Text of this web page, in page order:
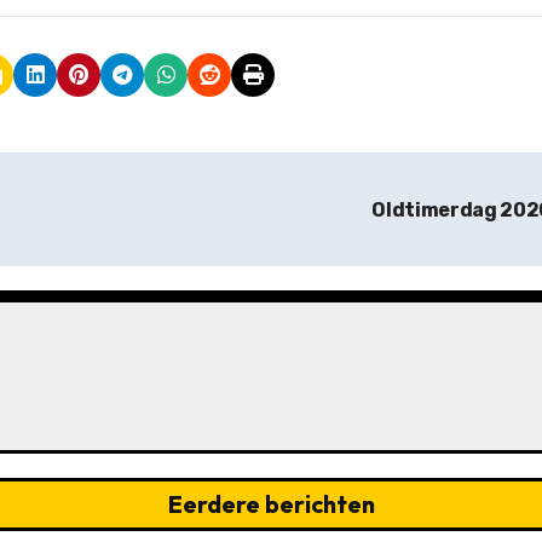
Oldtimerdag
Eerdere berichten